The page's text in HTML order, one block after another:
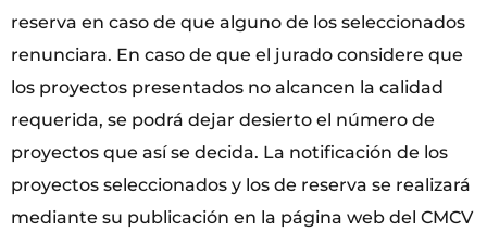
reserva en caso de que alguno de los seleccionados
renunciara. En caso de que el jurado considere que
los proyectos presentados no alcancen la calidad
requerida, se podrá dejar desierto el número de
proyectos que así se decida. La notificación de los
proyectos seleccionados y los de reserva se realizará
mediante su publicación en la página web del CMCV